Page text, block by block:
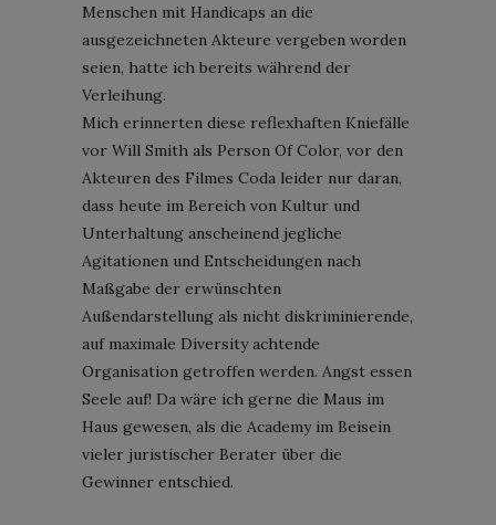
Menschen mit Handicaps an die
ausgezeichneten Akteure vergeben worden
seien, hatte ich bereits während der
Verleihung.
Mich erinnerten diese reflexhaften Kniefälle
vor Will Smith als Person Of Color, vor den
Akteuren des Filmes Coda leider nur daran,
dass heute im Bereich von Kultur und
Unterhaltung anscheinend jegliche
Agitationen und Entscheidungen nach
Maßgabe der erwünschten
Außendarstellung als nicht diskriminierende,
auf maximale Diversity achtende
Organisation getroffen werden. Angst essen
Seele auf! Da wäre ich gerne die Maus im
Haus gewesen, als die Academy im Beisein
vieler juristischer Berater über die
Gewinner entschied.